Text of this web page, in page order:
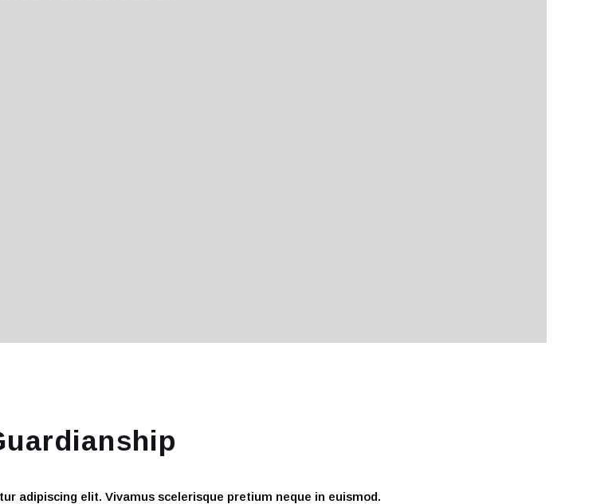
adipiscing elit. Vivamus scelerisque pretium neque in euismod.